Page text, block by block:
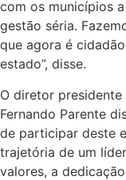
com os municípios
gestão séria.
que agora é
estado”, disse.
O diretor
Fernando Parente
de participar deste
trajetória de um
valores, a